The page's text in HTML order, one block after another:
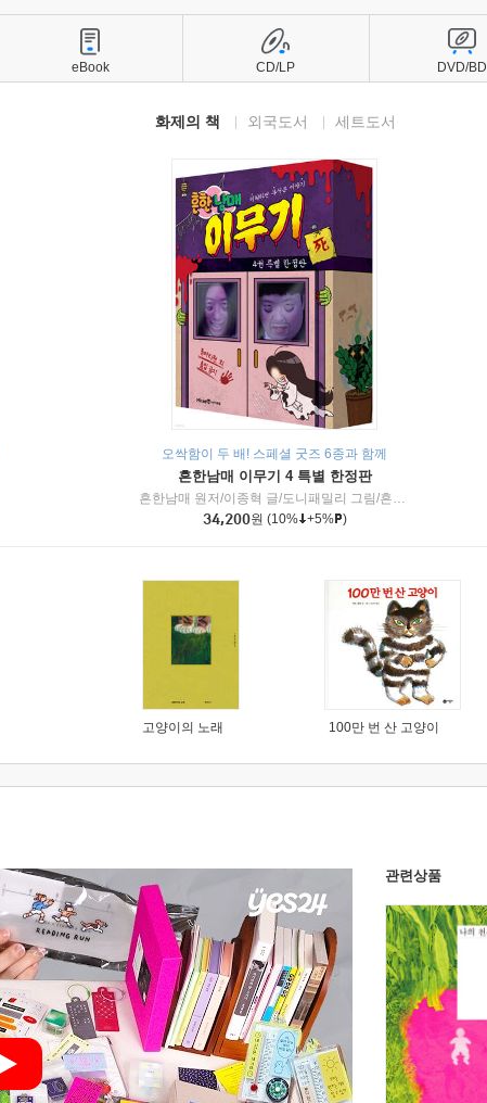
화제의 책 외국도서 세트도서
오싹함이 두 배! 스페셜 굿즈 6종과 함께
흔한남매 이무기 4 특별 한정판
흔한남매 원저/이종혁 글/도니패밀리 그림/흔한컴퍼니 감수
34,200원 (10% +5% )
고양이의 노래 100만 번 산 고양이
eBook CD/LP DVD/BD
관련상품